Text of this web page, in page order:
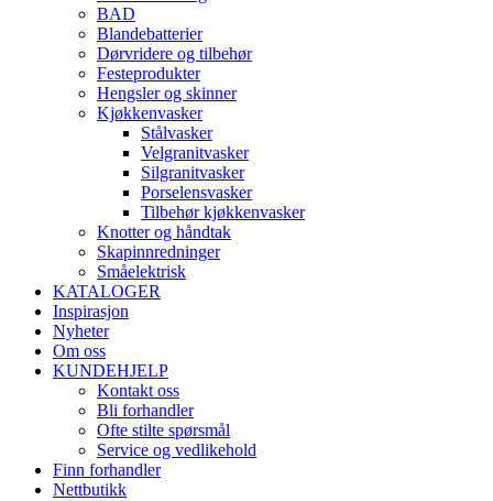
BAD
Blandebatterier
Dørvridere og tilbehør
Festeprodukter
Hengsler og skinner
Kjøkkenvasker
Stålvasker
Velgranitvasker
Silgranitvasker
Porselensvasker
Tilbehør kjøkkenvasker
Knotter og håndtak
Skapinnredninger
Småelektrisk
KATALOGER
Inspirasjon
Nyheter
Om oss
KUNDEHJELP
Kontakt oss
Bli forhandler
Ofte stilte spørsmål
Service og vedlikehold
Finn forhandler
Nettbutikk